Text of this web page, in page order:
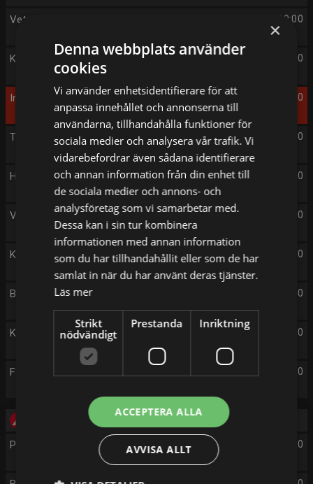
19:00
Veterinärerna
20:00
Kalla fakta: Terapeuten
21:00
Influencermamma och barnmisshandlare
22:30
Trädgårdsdrömmar
23:30
Hundräddaren
00:00
Veterinärerna
01:00
Kim Kärnfalk – Jag lever
02:00
Bygglov
03:00
Kalla fakta: Terapeuten
04:00
Familjen Annorlunda
Fredag 14/8
05:00
Plastikkirurgerna
×
Denna webbplats använder
cookies
Vi använder enhetsidentifierare för att
anpassa innehållet och annonserna till
användarna, tillhandahålla funktioner för
sociala medier och analysera vår trafik. Vi
vidarebefordrar även sådana identifierare
och annan information från din enhet till
de sociala medier och annons- och
analysföretag som vi samarbetar med.
Dessa kan i sin tur kombinera
informationen med annan information
som du har tillhandahållit eller som de har
samlat in när du har använt deras tjänster.
Läs mer
Strikt
nödvändigt
Prestanda Inriktning
ACCEPTERA ALLA
AVVISA ALLT